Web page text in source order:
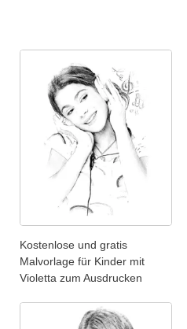
Kostenlose und gratis
Malvorlage für Kinder mit
Violetta zum Ausdrucken